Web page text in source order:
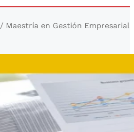
/ Maestría en Gestión Empresarial